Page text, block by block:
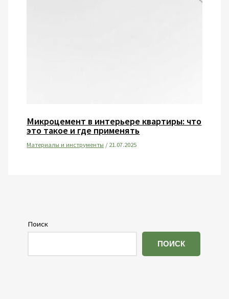
Микроцемент в интерьере квартиры: что
это такое и где применять
Материалы и инструменты /21.07.2025
Поиск
ПОИСК